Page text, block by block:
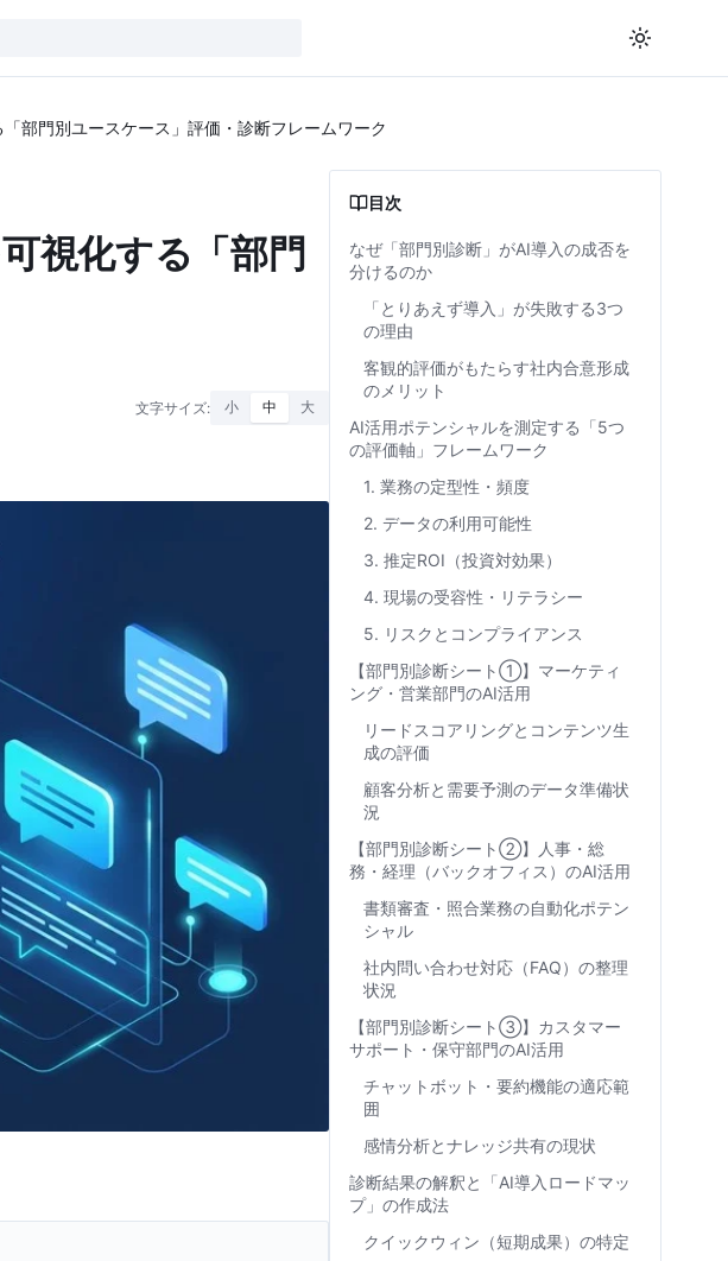
部門別ユースケース」評価・診断フレームワーク
視化する「部門
文字サイズ: 小 中 大
目次
なぜ「部門別診断」がAI導入の成否を
分けるのか
「とりあえず導入」が失敗する3つ
の理由
客観的評価がもたらす社内合意形成
のメリット
AI活用ポテンシャルを測定する「5つ
の評価軸」フレームワーク
1. 業務の定型性・頻度
2. データの利用可能性
3. 推定ROI（投資対効果）
4. 現場の受容性・リテラシー
5. リスクとコンプライアンス
【部門別診断シート①】マーケティ
ング・営業部門のAI活用
リードスコアリングとコンテンツ生
成の評価
顧客分析と需要予測のデータ準備状
況
【部門別診断シート②】人事・総
務・経理（バックオフィス）のAI活用
書類審査・照合業務の自動化ポテン
シャル
社内問い合わせ対応（FAQ）の整理
状況
【部門別診断シート③】カスタマー
サポート・保守部門のAI活用
チャットボット・要約機能の適応範
囲
感情分析とナレッジ共有の現状
診断結果の解釈と「AI導入ロードマッ
プ」の作成法
クイックウィン（短期成果）の特定